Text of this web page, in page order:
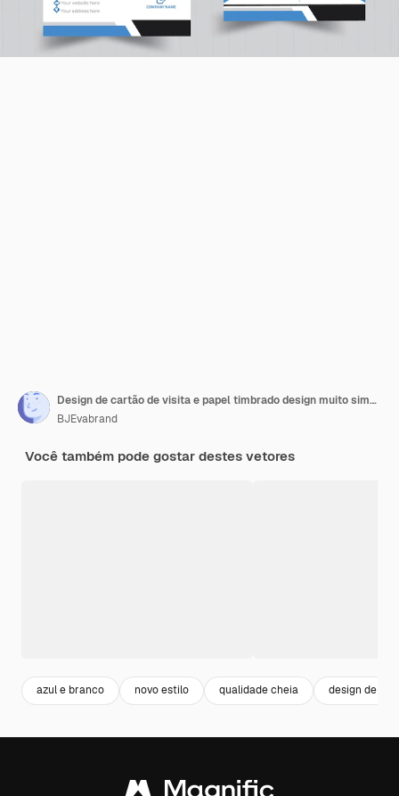
Design de cartão de visita e papel timbrado design muito simples cor azul e branco
BJEvabrand
Você também pode gostar destes vetores
azul e branco novo estilo qualidade cheia design de